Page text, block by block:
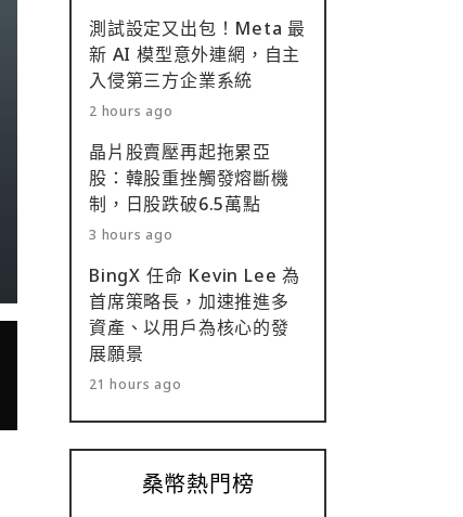
測試設定又出包！Meta 最
新 AI 模型意外連網，自主
入侵第三方企業系統
2 hours ago
晶片股賣壓再起拖累亞
股：韓股重挫觸發熔斷機
制，日股跌破6.5萬點
3 hours ago
BingX 任命 Kevin Lee 為
首席策略長，加速推進多
資產、以用戶為核心的發
展願景
21 hours ago
桑幣熱門榜